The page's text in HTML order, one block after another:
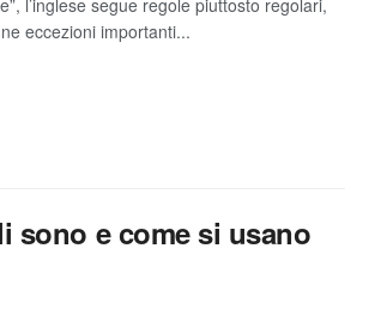
l’inglese segue regole piuttosto regolari,
eccezioni importanti...
sono e come si usano